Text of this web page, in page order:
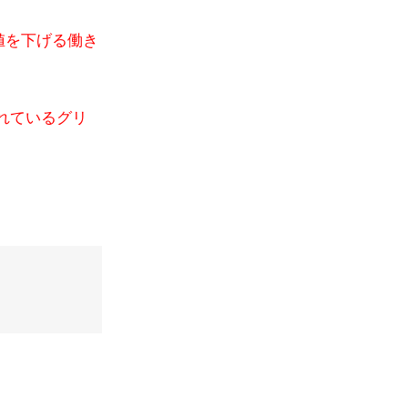
下げる働き
ているグリ